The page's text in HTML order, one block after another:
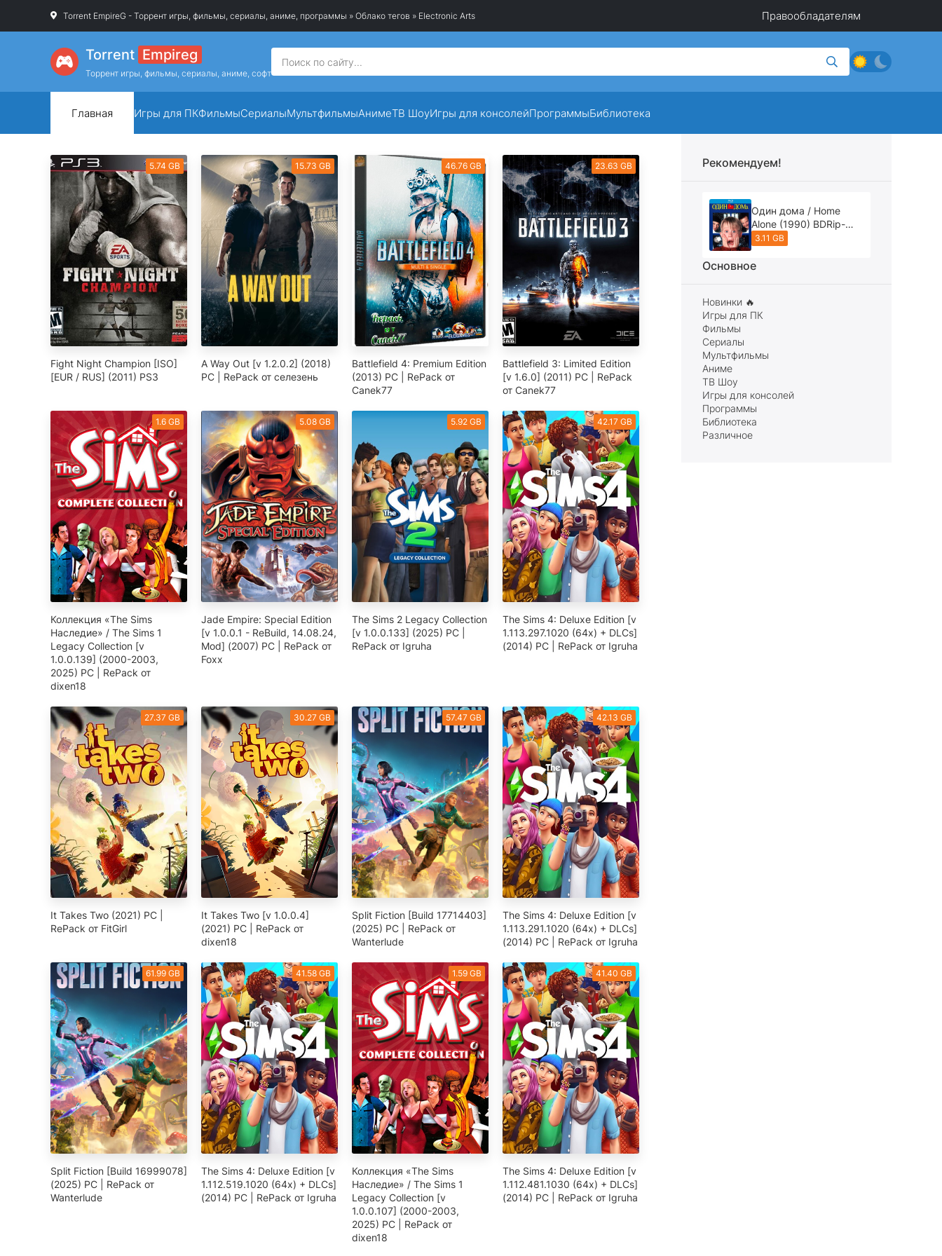
Torrent EmpireG - Торрент игры, фильмы, сериалы, аниме, программы » Облако тегов » Electronic Arts Правообладателям
Torrent Empireg
Торрент игры, фильмы, сериалы, аниме, софт
Главная Игры для ПКФильмыСериалыМультфильмыАнимеТВ ШоуИгры для консолейПрограммыБиблиотека
5.74 GB
Fight Night Champion [ISO]
[EUR / RUS] (2011) PS3
15.73 GB
A Way Out [v 1.2.0.2] (2018)
PC | RePack от селезень
46.76 GB
Battlefield 4: Premium Edition
(2013) PC | RePack от
Canek77
23.63 GB
Battlefield 3: Limited Edition
[v 1.6.0] (2011) PC | RePack
от Canek77
1.6 GB
Коллекция «The Sims
Наследие» / The Sims 1
Legacy Collection [v
1.0.0.139] (2000-2003,
2025) PC | RePack от
dixen18
5.08 GB
Jade Empire: Special Edition
[v 1.0.0.1 - ReBuild, 14.08.24,
Mod] (2007) PC | RePack от
Foxx
5.92 GB
The Sims 2 Legacy Collection
[v 1.0.0.133] (2025) PC |
RePack от Igruha
42.17 GB
The Sims 4: Deluxe Edition [v
1.113.297.1020 (64х) + DLCs]
(2014) PC | RePack от Igruha
27.37 GB
It Takes Two (2021) PC |
RePack от FitGirl
30.27 GB
It Takes Two [v 1.0.0.4]
(2021) PC | RePack от
dixen18
57.47 GB
Split Fiction [Build 17714403]
(2025) PC | RePack от
Wanterlude
42.13 GB
The Sims 4: Deluxe Edition [v
1.113.291.1020 (64х) + DLCs]
(2014) PC | RePack от Igruha
61.99 GB
Split Fiction [Build 16999078]
(2025) PC | RePack от
Wanterlude
41.58 GB
The Sims 4: Deluxe Edition [v
1.112.519.1020 (64х) + DLCs]
(2014) PC | RePack от Igruha
1.59 GB
Коллекция «The Sims
Наследие» / The Sims 1
Legacy Collection [v
1.0.0.107] (2000-2003,
2025) PC | RePack от
dixen18
41.40 GB
The Sims 4: Deluxe Edition [v
1.112.481.1030 (64х) + DLCs]
(2014) PC | RePack от Igruha
Рекомендуем!
Один дома / Home
Alone (1990) BDRip-
AVC [REMASTERED]
3.11 GB
Основное
Новинки 🔥
Игры для ПК
Фильмы
Сериалы
Мультфильмы
Аниме
ТВ Шоу
Игры для консолей
Программы
Библиотека
Различное